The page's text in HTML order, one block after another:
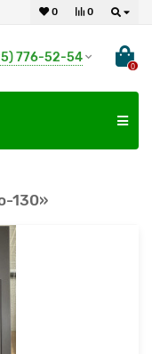
0
0
776-52-54
0
130»